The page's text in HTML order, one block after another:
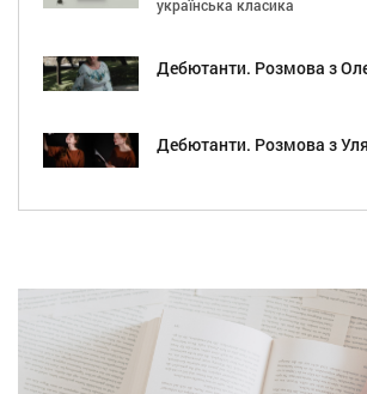
українська класика
Дебютанти. Розмова з
Дебютанти. Розмова з